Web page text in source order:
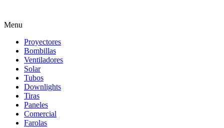
Menu
Proyectores
Bombillas
Ventiladores
Solar
Tubos
Downlights
Tiras
Paneles
Comercial
Farolas